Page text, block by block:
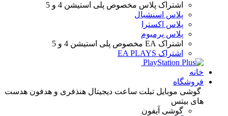
اشتراک پلاس مخصوص پلی استیشن 4 و 5
پلاس اسنشیال
پلاس اکسترا
پلاس پرمیوم
اشتراک EA
مخصوص پلی استیشن 4 و 5
اشتراک EA PLAYS
خانه
فروشگاه
گوشی موبایل تبلت ساعت دیجیتال هنذفری و هدفون هدست
های بیتس
گوشی آیفون